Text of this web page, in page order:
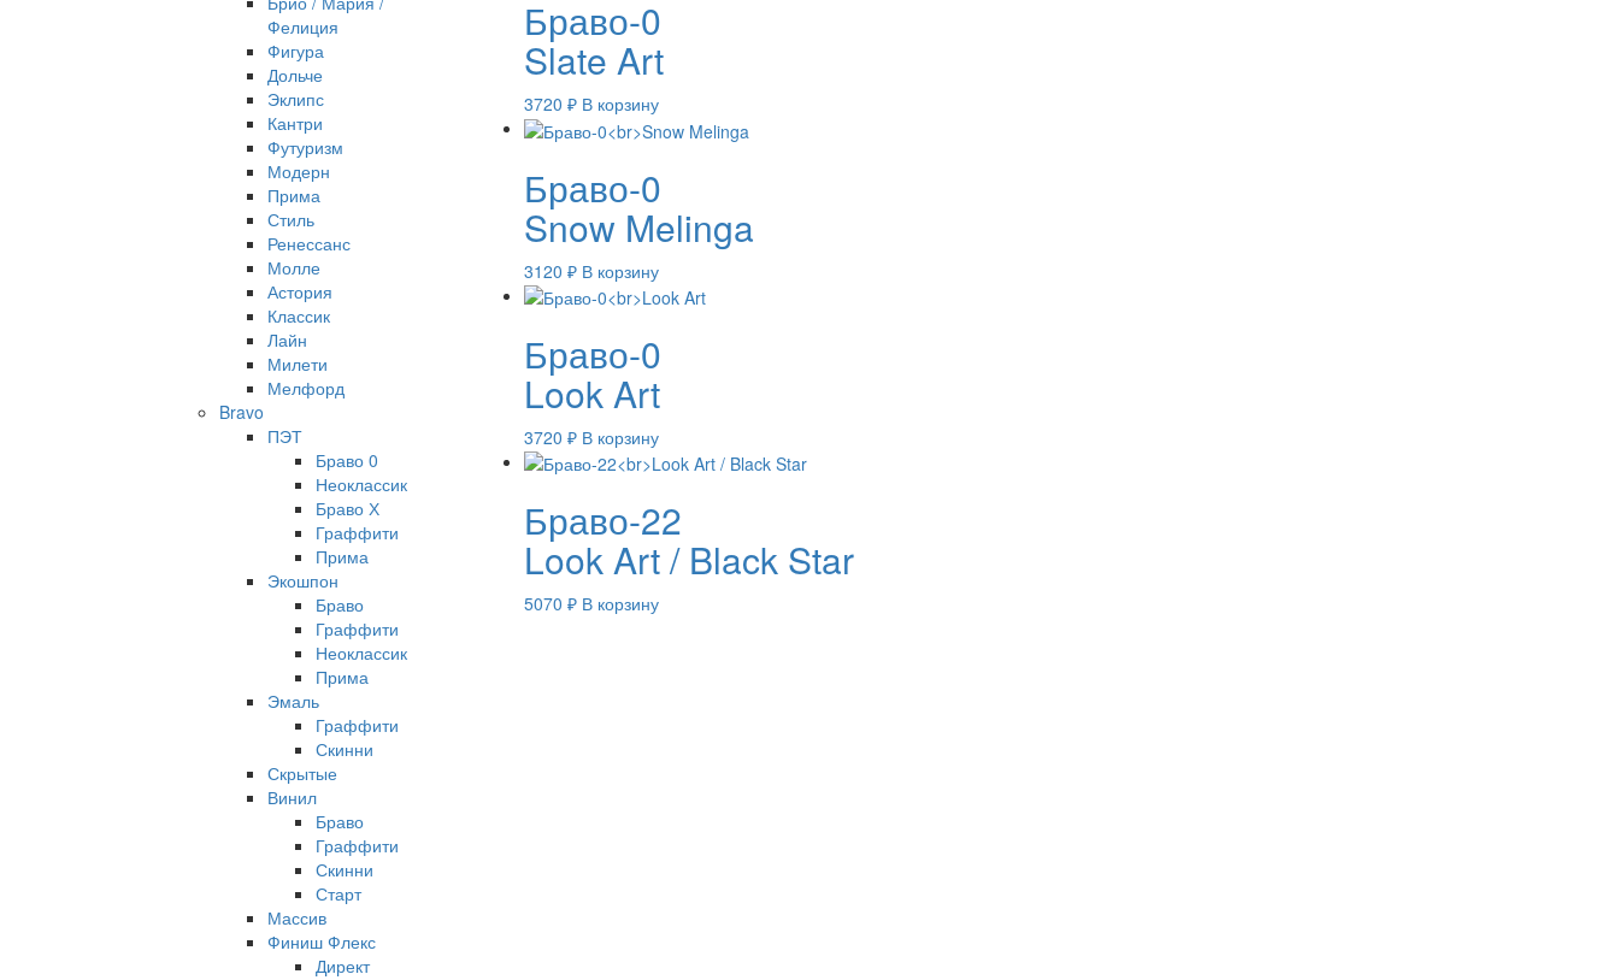
Фелиция
Фигура
Дольче
Эклипс
Кантри
Футуризм
Модерн
Прима
Стиль
Ренессанс
Молле
Астория
Классик
Лайн
Милети
Мелфорд
Bravo
ПЭТ
Браво 0
Неоклассик
Браво Х
Граффити
Прима
Экошпон
Браво
Граффити
Неоклассик
Прима
Эмаль
Граффити
Скинни
Скрытые
Винил
Браво
Граффити
Скинни
Старт
Массив
Финиш Флекс
Директ
Браво-0
Slate Art
3720 ₽ В корзину
Браво-0
Snow Melinga
3120 ₽ В корзину
Браво-0
Look Art
3720 ₽ В корзину
Браво-22
Look Art / Black Star
5070 ₽ В корзину